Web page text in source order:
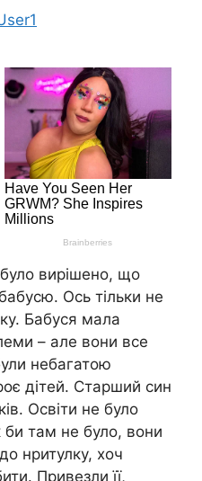
було вирішено, що
Ось тільки не
Бабуся мала
– але вони все
небагатою
дітей. Старший син
Освіти не було
би там не було, вони
нритулку, хоч
Привезли її,